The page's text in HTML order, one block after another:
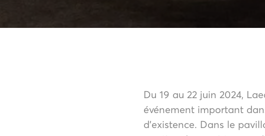
Du 19 au 22 juin 2024,
événement important
d’existence. Dans le